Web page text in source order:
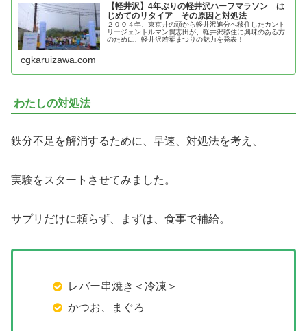
【軽井沢】4年ぶりの軽井沢ハーフマラソン は
じめてのリタイア その原因と対処法
２００４年、東京井の頭から軽井沢追分へ移住したカント
リージェントルマン鴨志田が、軽井沢移住に興味のある方
のために、軽井沢若葉まつりの魅力を発表！
cgkaruizawa.com
わたしの対処法
鉄分不足を解消するために、早速、対処法を考え、
実験をスタートさせてみました。
サプリだけに頼らず、まずは、食事で補給。
レバー串焼き＜冷凍＞
かつお、まぐろ